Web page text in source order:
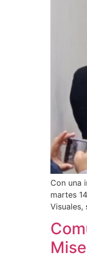
Con una
martes